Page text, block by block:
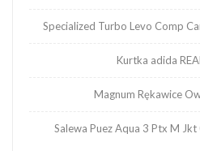
Specialized Turbo Levo Comp
Kurtka adida
Magnum Rękawice
Salewa Puez Aqua 3 Ptx M